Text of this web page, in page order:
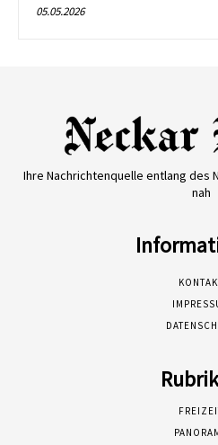
05.05.2026
Ihre Nachrichtenquelle entlang des
nah